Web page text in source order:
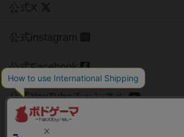
公式X
公式instagram
公式Facebook
公式YouTubeチャンネル